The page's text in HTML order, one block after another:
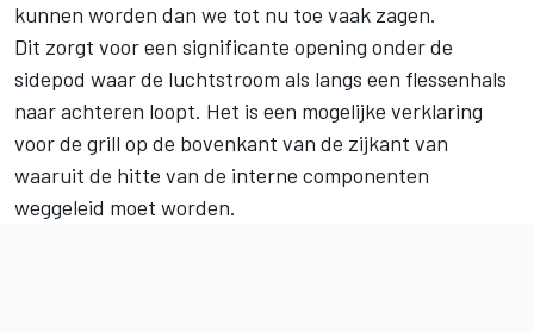
kunnen worden dan we tot nu toe vaak zagen.
Dit zorgt voor een significante opening onder de
sidepod waar de luchtstroom als langs een flessenhals
naar achteren loopt. Het is een mogelijke verklaring
voor de grill op de bovenkant van de zijkant van
waaruit de hitte van de interne componenten
weggeleid moet worden.